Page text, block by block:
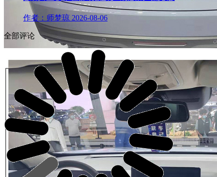
作者：师梦琼 2026-08-06
全部评论